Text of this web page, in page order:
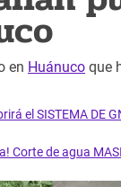
en Huánuco que
el SISTEMA DE
Corte de agua